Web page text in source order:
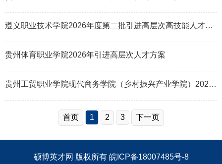
遵义职业技术学院2026年度第二批引进高层次高技能人才公告
贵州体育职业学院2026年引进高层次人才方案
贵州工贸职业学院现代商务学院（乡村振兴产业学院）2026年招聘专任教师启事
首页 1 2 3 下一页
硕博英才网 版权所有 皖ICP备18007485号-8